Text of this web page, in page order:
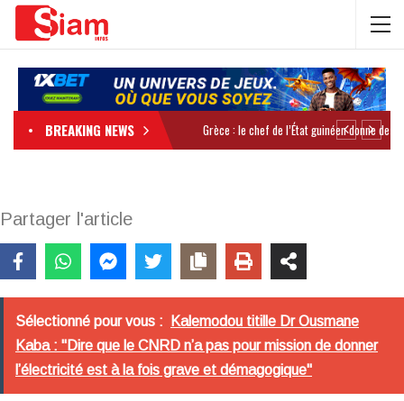
BREAKING NEWS
Partager l'article
Sélectionné pour vous :
Kalemodou titille Dr Ousmane
Kaba : "Dire que le CNRD n’a pas pour mission de donner
l’électricité est à la fois grave et démagogique"